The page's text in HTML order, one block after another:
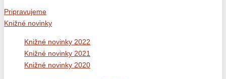
Pripravujeme
Knižné novinky
Knižné novinky 2022
Knižné novinky 2021
Knižné novinky 2020